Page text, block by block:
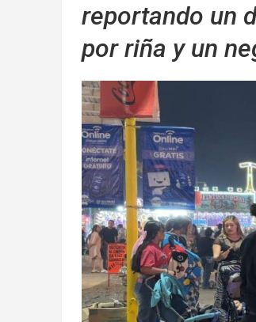
reportando un
por riña y un